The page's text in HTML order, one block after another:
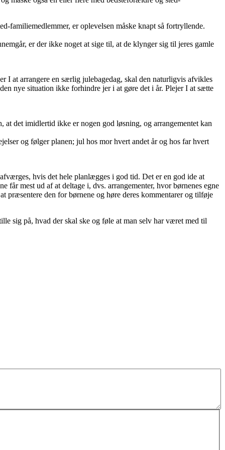
familiemedlemmer, er oplevelsen måske knapt så fortryllende.
er der ikke noget at sige til, at de klynger sig til jeres gamle
at arrangere en særlig julebagedag, skal den naturligvis afvikles
nye situation ikke forhindre jer i at gøre det i år. Plejer I at sætte
det imidlertid ikke er nogen god løsning, og arrangementet kan
og følger planen; jul hos mor hvert andet år og hos far hvert
hvis det hele planlægges i god tid. Det er en god ide at
mest ud af at deltage i, dvs. arrangementer, hvor børnenes egne
præsentere den for børnene og høre deres kommentarer og tilføje
sig på, hvad der skal ske og føle at man selv har været med til